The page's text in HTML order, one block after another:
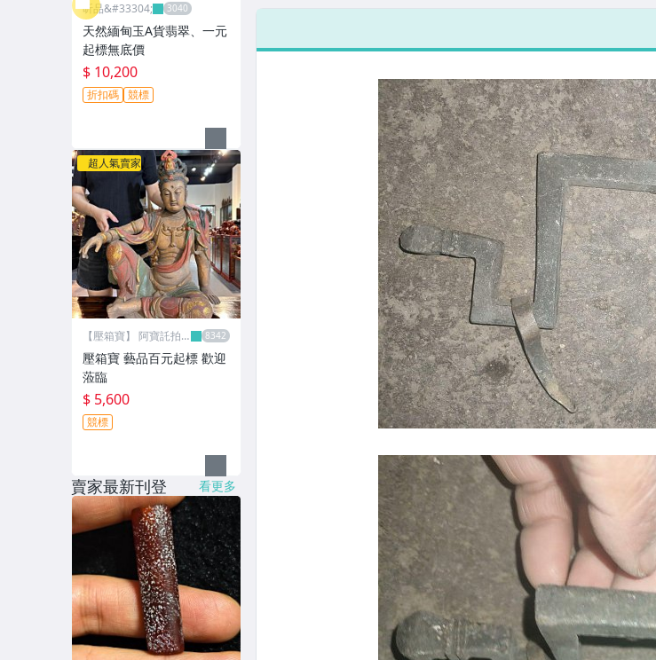
昕品&#33304;
天然緬甸玉A貨翡翠、一元
起標無底價
$ 10,200
折扣碼 競標
超人氣賣家
【壓箱寶】 阿寶託拍
壓箱寶 藝品百元起標 歡迎
蒞臨
$ 5,600
競標
賣家最新刊登 看更多